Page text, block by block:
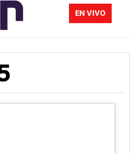
EN VIVO